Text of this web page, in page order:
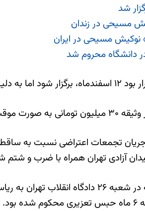
شد
مسیحی در زندان
نوکیش مسیحی در ایران
دانشگاه محروم شد
افتاد.
آزاد شد.
شب یکشنبه ۲۲ دی ماه ۱۳۹۸، در جریان
آزادی تهران همراه با ضرب و شتم
او پیشتر در تاریخ ۱۸ فروردین ۱۳۹۷